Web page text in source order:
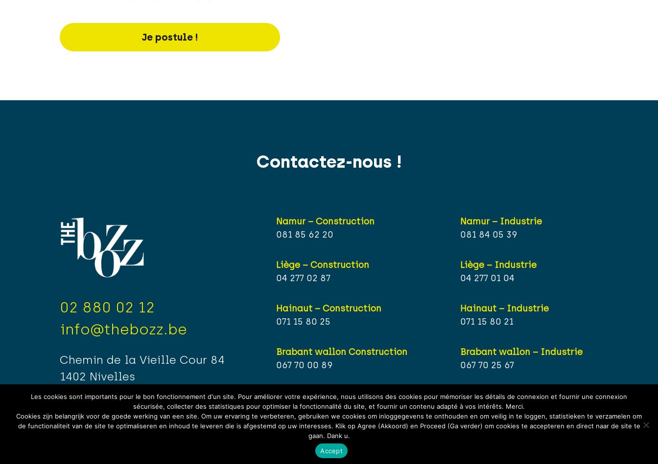
Je postule !
Contactez-nous !
02 880 02 12
info@thebozz.be
Chemin de la Vieille Cour 84
1402 Nivelles
Namur – Construction
081 85 62 20
Liège – Construction
04 277 02 87
Hainaut – Construction
071 15 80 25
Brabant wallon Construction
067 70 00 89
Namur – Industrie
081 84 05 39
Liège – Industrie
04 277 01 04
Hainaut – Industrie
071 15 80 21
Brabant wallon – Industrie
067 70 25 67
Les cookies sont importants pour le bon fonctionnement d'un site. Pour améliorer votre expérience, nous utilisons des cookies pour mémoriser les détails de connexion et fournir une connexion
sécurisée, collecter des statistiques pour optimiser la fonctionnalité du site, et fournir un contenu adapté à vos intérêts. Merci.
Cookies zijn belangrijk voor de goede werking van een site. Om uw ervaring te verbeteren, gebruiken we cookies om inloggegevens te onthouden en om veilig in te loggen, statistieken te verzamelen om
de functionaliteit van de site te optimaliseren en inhoud te leveren die is afgestemd op uw interesses. Klik op Agree (Akkoord) en Proceed (Ga verder) om cookies te accepteren en direct naar de site te
gaan. Dank u.
Accept